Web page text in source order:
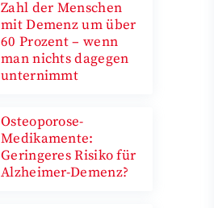
Zahl der Menschen
mit Demenz um über
60 Prozent – wenn
man nichts dagegen
unternimmt
Osteoporose-
Medikamente:
Geringeres Risiko für
Alzheimer-Demenz?